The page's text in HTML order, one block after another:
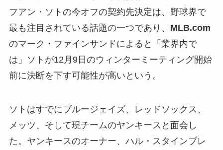
フアン・ソトの今オフの契約先決定は、野球界で
最も注目されている話題の一つであり、 MLB.com
のマーク・ファインサンドによると「業界内で
は」ソトが12月9日のウィンターミーティング開始
前に決断を下す可能性が高いという。
ソトはすでにブルージェイズ、レッドソックス、
メッツ、そして現チームのヤンキースと面会し
た。ヤンキースのオーナー、ハル・スタインブレ